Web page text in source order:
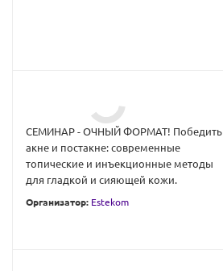
СЕМИНАР - ОЧНЫЙ ФОРМАТ! Победить
акне и постакне: современные
топические и инъекционные методы
для гладкой и сияющей кожи.
Организатор: Estekom